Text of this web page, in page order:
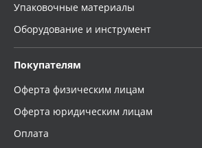
Упаковочные материалы
Оборудование и инструмент
Покупателям
Оферта физическим лицам
Оферта юридическим лицам
Оплата